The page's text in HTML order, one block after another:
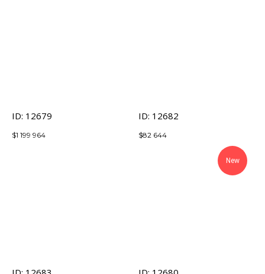
ID: 12679
$1 199 964
ID: 12682
$82 644
New